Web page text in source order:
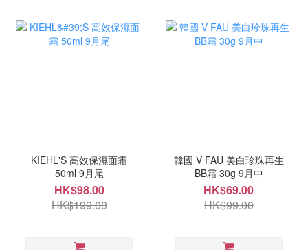
KIEHL'S 高效保濕面霜
50ml 9月尾
HK$98.00
HK$199.00
韓國 V FAU 美白珍珠再生
BB霜 30g 9月中
HK$69.00
HK$99.00